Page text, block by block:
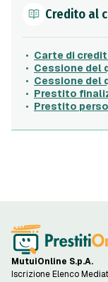
Credito al
Carte di
Cessione del
Cessione del
Prestito
Prestito
MutuiOnline S.p.A.
Iscrizione Elenco